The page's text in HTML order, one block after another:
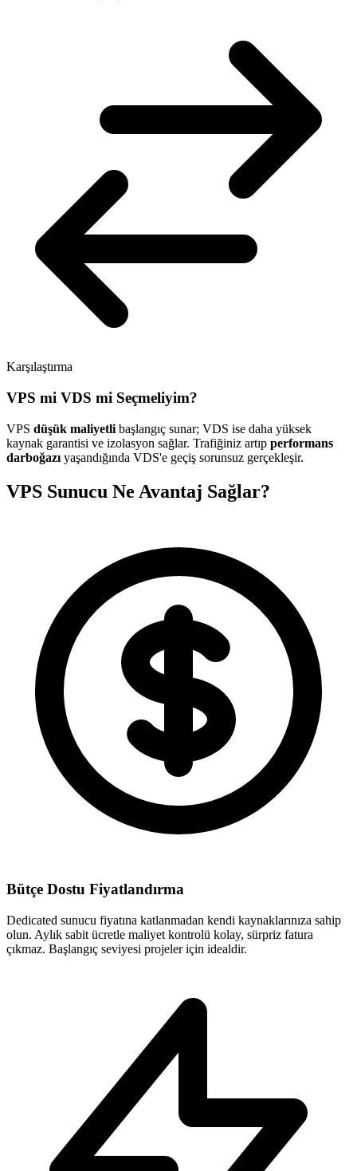
Karşılaştırma
VPS mi VDS mi Seçmeliyim?
VPS düşük maliyetli başlangıç sunar; VDS ise daha yüksek
kaynak garantisi ve izolasyon sağlar. Trafiğiniz artıp performans
darboğazı yaşandığında VDS'e geçiş sorunsuz gerçekleşir.
VPS Sunucu Ne Avantaj Sağlar?
Bütçe Dostu Fiyatlandırma
Dedicated sunucu fiyatına katlanmadan kendi kaynaklarınıza sahip
olun. Aylık sabit ücretle maliyet kontrolü kolay, sürpriz fatura
çıkmaz. Başlangıç seviyesi projeler için idealdir.